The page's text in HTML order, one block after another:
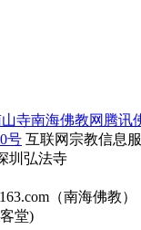
寺南海佛教网 腾讯
号 互联网宗教信息
圳弘法寺
（南海佛教）
堂)